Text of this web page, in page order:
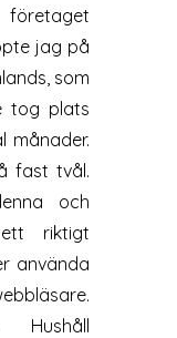
jag på
som
tog plats
månader.
fast tvål.
och
riktigt
använda
Hushåll